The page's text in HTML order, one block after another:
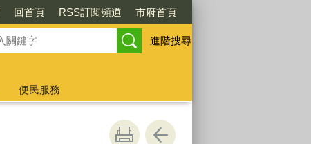
回首頁 RSS訂閱頻道 市府首頁
進階搜尋
便民服務